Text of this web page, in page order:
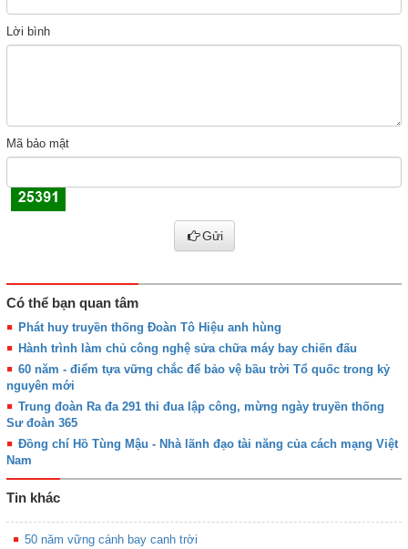
Lời bình
Mã bảo mật
Gửi
Có thể bạn quan tâm
Phát huy truyền thống Đoàn Tô Hiệu anh hùng
Hành trình làm chủ công nghệ sửa chữa máy bay chiến đấu
60 năm - điểm tựa vững chắc để bảo vệ bầu trời Tổ quốc trong kỷ
nguyên mới
Trung đoàn Ra đa 291 thi đua lập công, mừng ngày truyền thống
Sư đoàn 365
Đồng chí Hồ Tùng Mậu - Nhà lãnh đạo tài năng của cách mạng Việt
Nam
Tin khác
50 năm vững cánh bay canh trời